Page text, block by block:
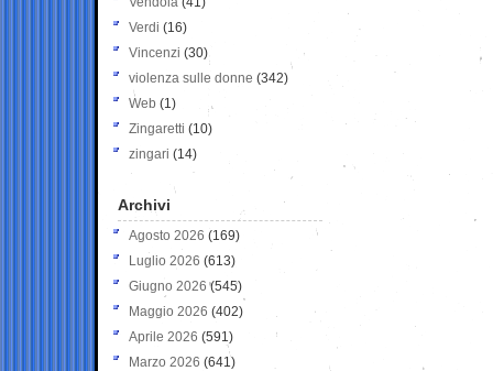
Verdi (16)
Vincenzi (30)
violenza sulle donne (342)
Web (1)
Zingaretti (10)
zingari (14)
Archivi
Agosto 2026 (169)
Luglio 2026 (613)
Giugno 2026 (545)
Maggio 2026 (402)
Aprile 2026 (591)
Marzo 2026 (641)